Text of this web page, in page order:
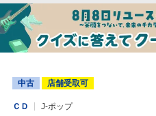
中古 店舗受取可
ＣＤ J-ポップ